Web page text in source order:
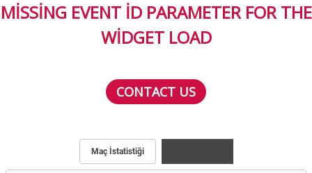
MISSING EVENT ID PARAMETER FOR THE
WIDGET LOAD
CONTACT US
Maç İstatistiği